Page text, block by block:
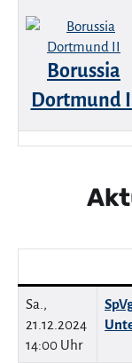
Borussia
Dortmund
Sa.,
21.12.2024
14:00 Uhr